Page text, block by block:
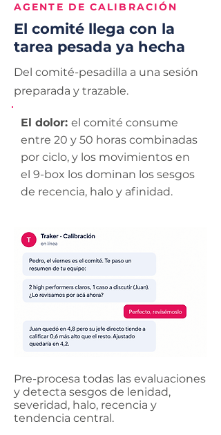
AGENTE DE CALIBRACIÓN
El comité llega con la
tarea pesada ya hecha
Del comité-pesadilla a una sesión
preparada y trazable.
El dolor: el comité consume
entre 20 y 50 horas combinadas
por ciclo, y los movimientos en
el 9-box los dominan los sesgos
de recencia, halo y afinidad.
Pre-procesa todas las evaluaciones
y detecta sesgos de lenidad,
severidad, halo, recencia y
tendencia central.